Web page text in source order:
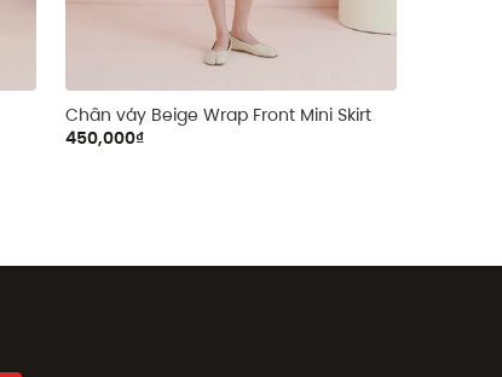
Chân váy Beige Wrap Front Mini Skirt
450,000₫